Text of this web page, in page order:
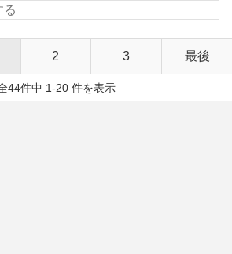
2 3 最後
44件中 1-20 件を表示